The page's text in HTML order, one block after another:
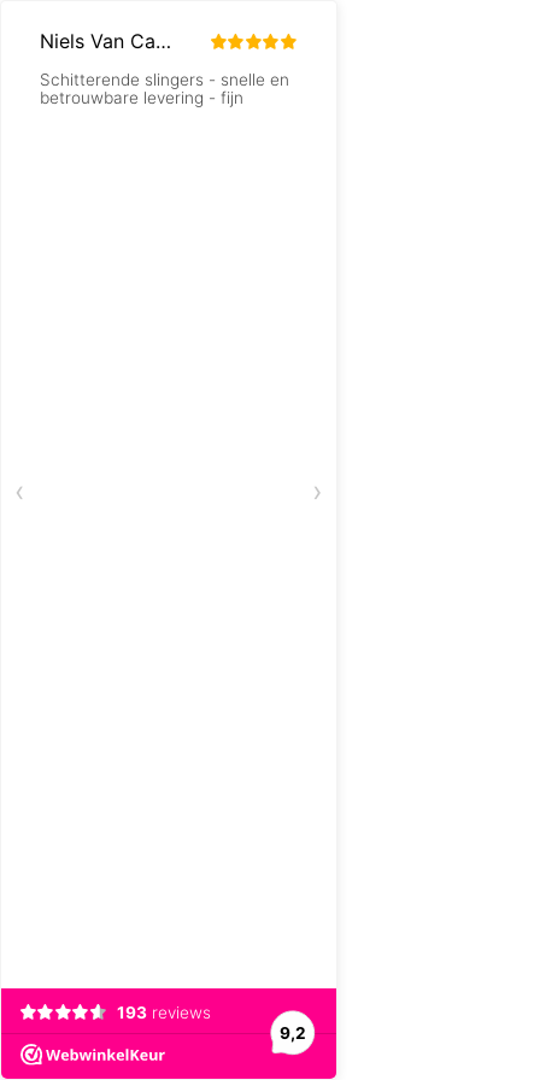
Niels Van Campen
Schitterende slingers - snelle en
betrouwbare levering - fijn
‹ ›
193 reviews
9,2